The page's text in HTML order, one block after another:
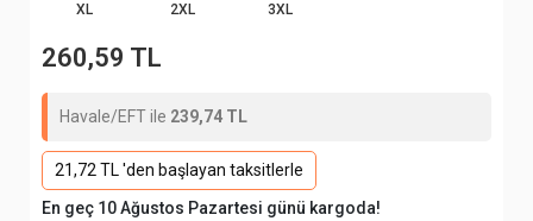
XL 2XL 3XL
260,59 TL
Havale/EFT ile 239,74 TL
21,72 TL 'den başlayan taksitlerle
En geç 10 Ağustos Pazartesi günü kargoda!